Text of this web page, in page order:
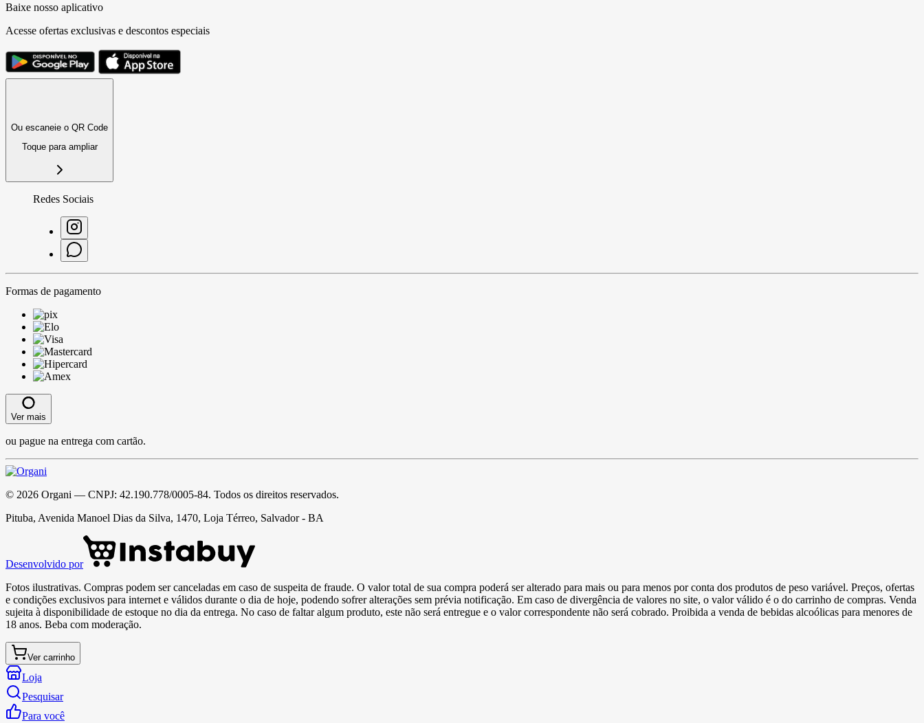
Baixe nosso aplicativo
Acesse ofertas exclusivas e descontos especiais
Ou escaneie o QR Code
Toque para ampliar
Redes Sociais
Formas de pagamento
Ver mais
ou pague na entrega com cartão.
© 2026 Organi — CNPJ: 42.190.778/0005-84. Todos os direitos reservados.
Pituba, Avenida Manoel Dias da Silva, 1470, Loja Térreo, Salvador - BA
Desenvolvido por
Fotos ilustrativas. Compras podem ser canceladas em caso de suspeita de fraude. O valor total de sua compra poderá ser alterado para mais ou para menos por conta dos produtos de peso variável. Preços, ofertas
e condições exclusivos para internet e válidos durante o dia de hoje, podendo sofrer alterações sem prévia notificação. Em caso de divergência de valores no site, o valor válido é o do carrinho de compras. Venda
sujeita à disponibilidade de estoque no dia da entrega. No caso de faltar algum produto, este não será entregue e o valor correspondente não será cobrado. Proibida a venda de bebidas alcoólicas para menores de
18 anos. Beba com moderação.
Ver carrinho
Loja
Pesquisar
Para você